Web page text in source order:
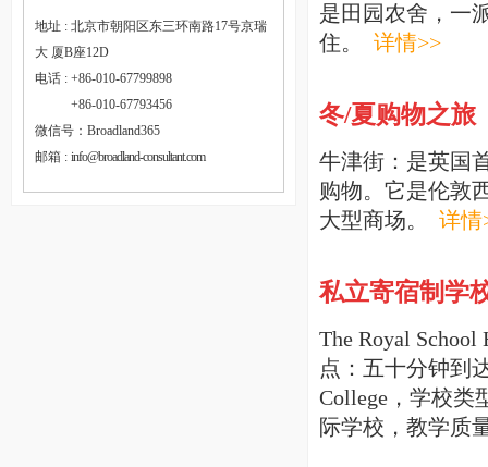
地址 : 北京市朝阳区东三环南路17号京瑞
大 厦B座12D
电话 : +86-010-67799898
+86-010-67793456
微信号：Broadland365
邮箱 : info@broadland-consultant.com
是田园农舍，一
住。 详情>>
冬/夏购物之旅
牛津街：是英国
购物。它是伦敦
大型商场。 详情
私立寄宿制学
The Royal
点：五十分钟到
College，学校类
际学校，教学质